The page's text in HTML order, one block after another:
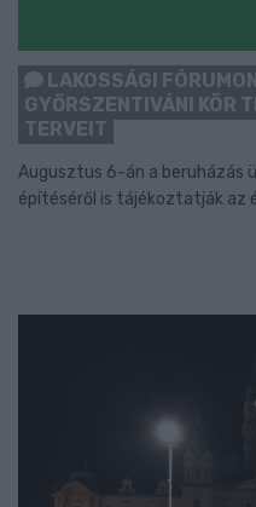
LAKOSSÁGI
GYŐRSZENTIVÁNI KÖR
TERVEIT
Augusztus 6-án a beruházás
építéséről is tájékoztatják az